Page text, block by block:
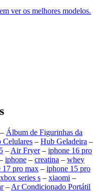
ver os melhores modelos.
– Álbum de Figurinhas da
Celulares – Hub Geladeira –
– Air Fryer– iphone 16 pro
iphone – creatina – whey
17 pro max – iphone 15 pro
xbox series s – xiaomi –
– Ar Condicionado Portátil